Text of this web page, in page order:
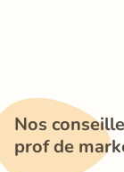
Nos
prof de